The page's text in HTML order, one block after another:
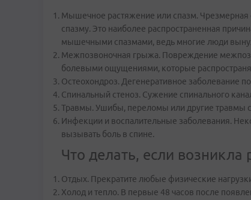
Мышечное растяжение или спазм. Чрезмерная
спазму. Это наиболее распространенная
мышечными спазмами, ведь многие люди
Межпозвоночная грыжа. Повреждение
болевыми ощущениями, которые
Остеохондроз. Дегенеративное заболевание
Спинальный стеноз. Сужение спинального
Травмы. Ушибы, переломы или другие травмы
Инфекции и воспалительные заболевания.
вызывать боль в спине.
Что делать, если возникла
Отдых. Прекратите любые физические
Холод и тепло. В первые 48 часов после